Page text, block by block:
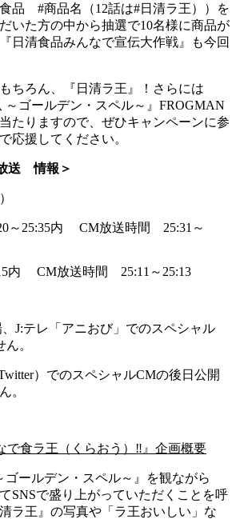
品 #商品名（12話は#日清ラ王））を
いた方の中から抽選で10名様に商品が
日清食品みんなで宣伝大作戦』も今回
ちろん、『日清ラ王』！さらには
～ゴールデン・スペル～』FROGMAN
たりますので、ぜひキャンペーンに参
応援してください。
送 情報＞
25:35内 CM放送時間 25:31～
内 CM放送時間 25:11～25:13
J:テレ「アニおび」でのスペシャル
。
）でのスペシャルCMの後日公開
。
で食ラ王（くらおう）‼』企画概要
ゴールデン・スペル～』を観ながら
SNSで盛り上がっていただくことを呼
ラ王』の写真や「ラ王おいしい」な